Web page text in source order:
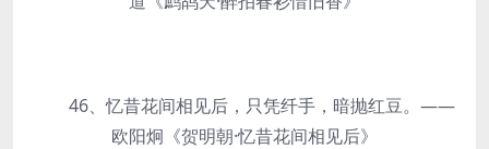
46、忆昔花间相见后，只凭纤手，暗抛红豆。——
欧阳炯《贺明朝·忆昔花间相见后》